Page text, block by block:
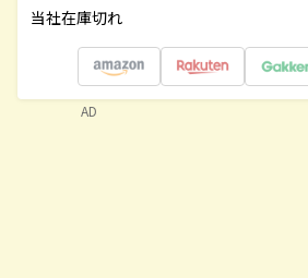
当社在庫切れ
AD